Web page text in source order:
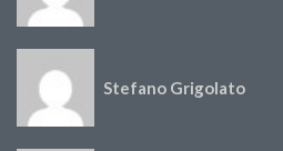
Stefano Grigolato